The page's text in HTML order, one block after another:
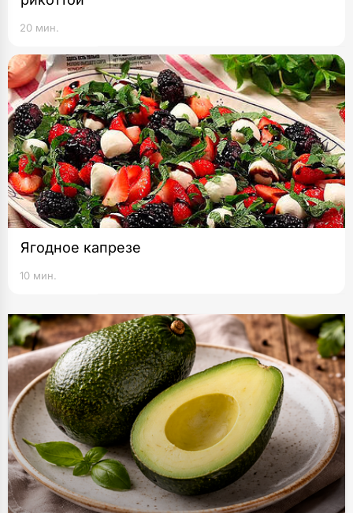
20 мин.
Ягодное капрезе
10 мин.